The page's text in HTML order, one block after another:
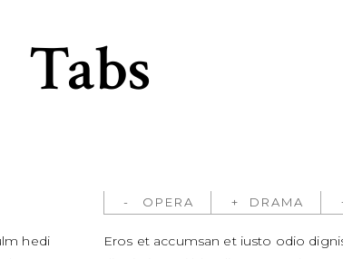
Tabs
hedi
OPERA DRAMA
Eros et accumsan et iusto odio